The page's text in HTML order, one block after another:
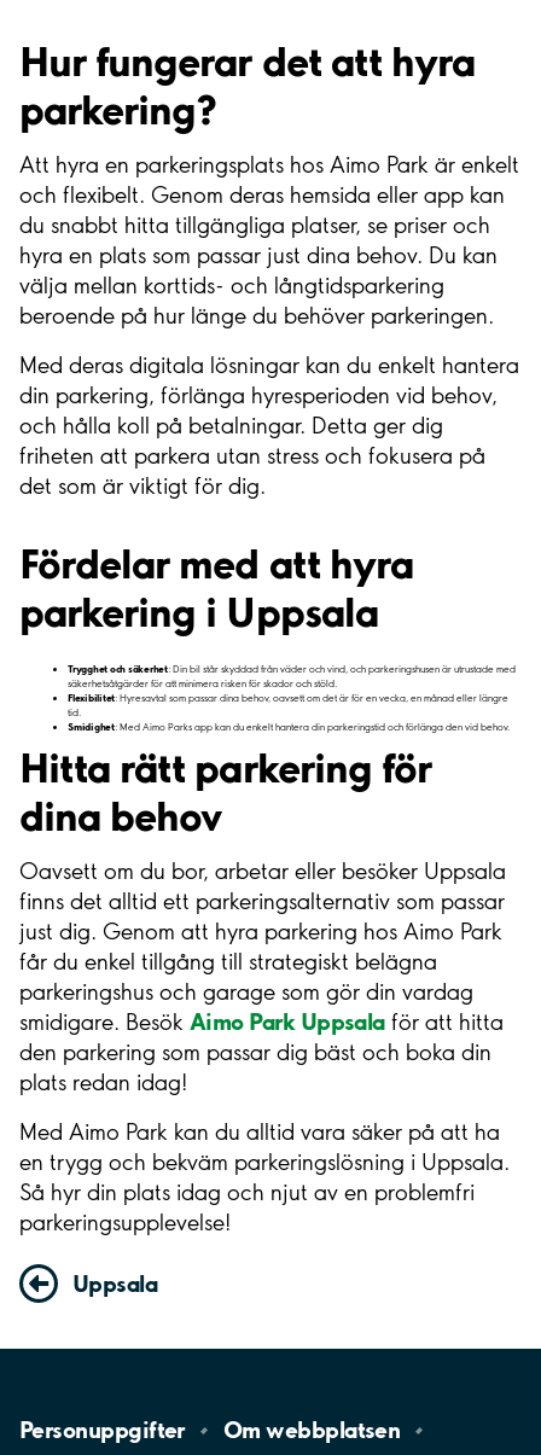
Hur fungerar det att hyra
parkering?
Att hyra en parkeringsplats hos Aimo Park är enkelt
och flexibelt. Genom deras hemsida eller app kan
du snabbt hitta tillgängliga platser, se priser och
hyra en plats som passar just dina behov. Du kan
välja mellan korttids- och långtidsparkering
beroende på hur länge du behöver parkeringen.
Med deras digitala lösningar kan du enkelt hantera
din parkering, förlänga hyresperioden vid behov,
och hålla koll på betalningar. Detta ger dig
friheten att parkera utan stress och fokusera på
det som är viktigt för dig.
Fördelar med att hyra
parkering i Uppsala
Trygghet och säkerhet: Din bil står skyddad från väder och vind, och parkeringshusen är utrustade med
säkerhetsåtgärder för att minimera risken för skador och stöld.
Flexibilitet: Hyresavtal som passar dina behov, oavsett om det är för en vecka, en månad eller längre
tid.
Smidighet: Med Aimo Parks app kan du enkelt hantera din parkeringstid och förlänga den vid behov.
Hitta rätt parkering för
dina behov
Oavsett om du bor, arbetar eller besöker Uppsala
finns det alltid ett parkeringsalternativ som passar
just dig. Genom att hyra parkering hos Aimo Park
får du enkel tillgång till strategiskt belägna
parkeringshus och garage som gör din vardag
smidigare. Besök Aimo Park Uppsalaför att hitta
den parkering som passar dig bäst och boka din
plats redan idag!
Med Aimo Park kan du alltid vara säker på att ha
en trygg och bekväm parkeringslösning i Uppsala.
Så hyr din plats idag och njut av en problemfri
parkeringsupplevelse!
Uppsala
Personuppgifter Omwebbplatsen